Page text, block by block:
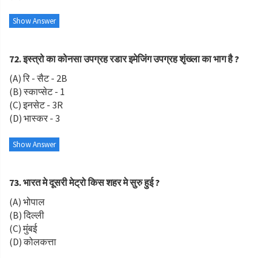
Show Answer
72. इस्त्रो का कोनसा उपग्रह रडार इमेजिंग उपग्रह शृंख्ला का भाग है ?
(A) रि - सैट - 2B
(B) स्काप्सेट - 1
(C) इनसेट - 3R
(D) भास्कर - 3
Show Answer
73. भारत मे दूसरी मेट्रो किस शहर मे सुरु हुई ?
(A) भोपाल
(B) दिल्ली
(C) मुंबई
(D) कोलकत्ता